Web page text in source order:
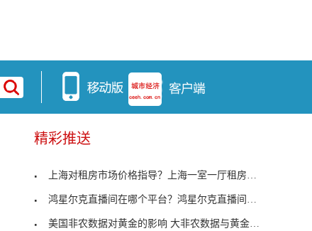
精彩推送
上海对租房市场价格指导？上海一室一厅租房多少钱？
鸿星尔克直播间在哪个平台？鸿星尔克直播间搞笑片段
美国非农数据对黄金的影响 大非农数据与黄金涨跌